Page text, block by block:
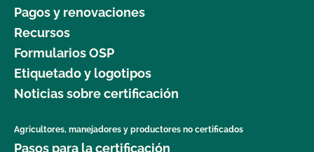
Pagos y renovaciones
Recursos
Formularios OSP
Etiquetado y logotipos
Noticias sobre certificación
Agricultores, manejadores y productores no certificados
Pasos para la certificación